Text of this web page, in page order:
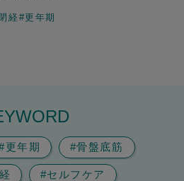
経 #更年期
更年期 #骨盤底筋
#セルフケア